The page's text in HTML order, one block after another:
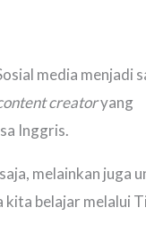
media menjadi
creatoryang
Inggris.
melainkan juga
kita belajar melalui